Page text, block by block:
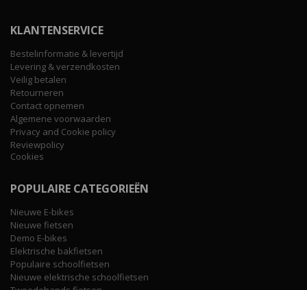
KLANTENSERVICE
Bestelinformatie & levertijd
Levering & verzendkosten
Veilig betalen
Retourneren
Contact opnemen
Algemene voorwaarden
Privacy and Cookie policy
Reviewpolicy
Cookies
POPULAIRE CATEGORIEËN
Nieuwe E-bikes
Nieuwe fietsen
Demo E-bikes
Elektrische bakfietsen
Populaire schoolfietsen
Nieuwe elektrische schoolfietsen